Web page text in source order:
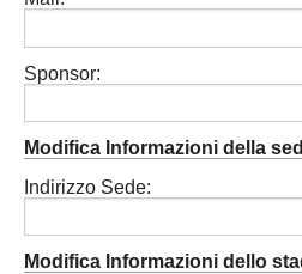
SIENA
Amatori AICS Lucca
Sponsor:
Modifica Informazioni della
Indirizzo Sede:
Modifica Informazioni dello